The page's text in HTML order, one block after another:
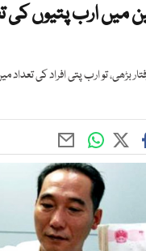
بڑھی، تو ارب پتی افراد کی